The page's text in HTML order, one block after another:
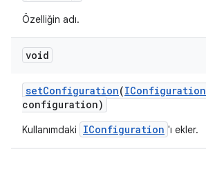
Özelliğin adı.
void
setConfiguration(IConfiguration
configuration)
Kullanımdaki IConfiguration 'ı ekler.